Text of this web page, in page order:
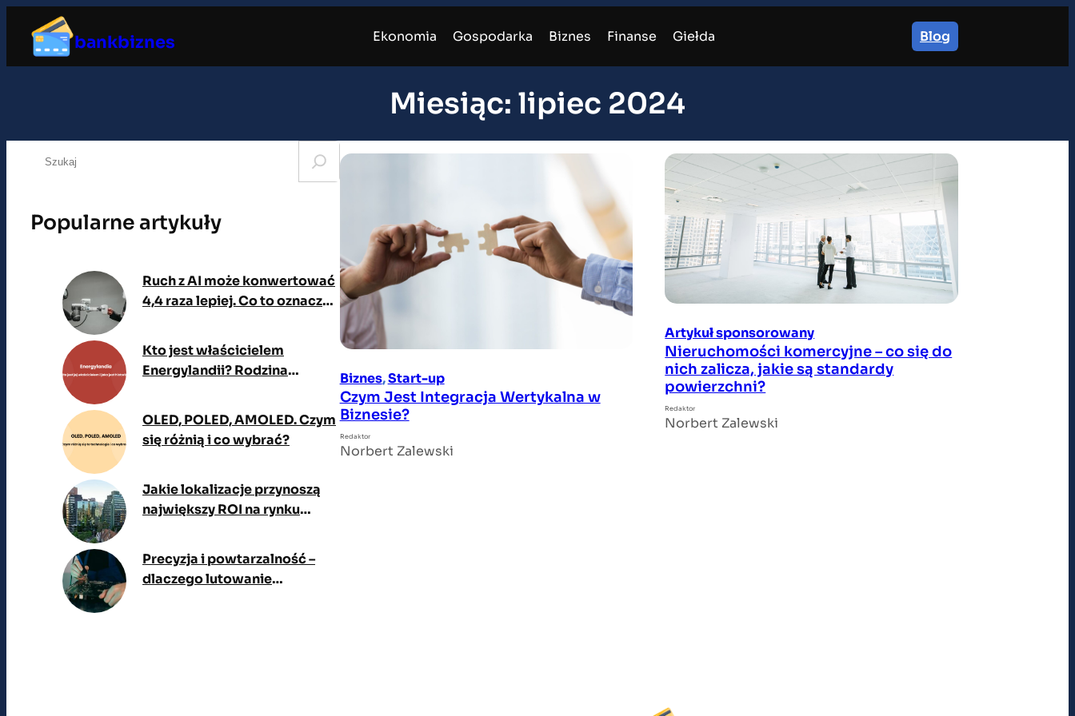
treści
bankbiznes Ekonomia Gospodarka Biznes Finanse Giełda Blog
Miesiąc: lipiec 2024
r
c
Popularne artykuły
Ruch z AI może konwertować
4,4 raza lepiej. Co to oznacza
Kto jest właścicielem
Energylandii? Rodzina
milionów złotych
OLED, POLED, AMOLED. Czym
się różnią i co wybrać?
Jakie lokalizacje przynoszą
największy ROI na rynku
krótkoterminowego w
dużych miastach?
Precyzja i powtarzalność –
dlaczego lutowanie
Biznes, Start-up
Czym Jest Integracja Wertykalna w
Biznesie?
Redaktor
Norbert Zalewski
Artykuł sponsorowany
Nieruchomości komercyjne – co się do
nich zalicza, jakie są standardy
powierzchni?
Redaktor
Norbert Zalewski